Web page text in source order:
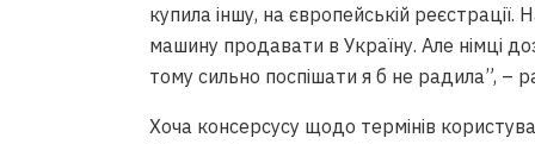
купила іншу, на європейській
машину продавати в Україну. Але німці
тому сильно поспішати я б не радила”, –
Хоча консерсусу щодо термінів